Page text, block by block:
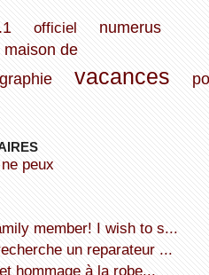
officiel
numerus
maison de
vacances
member! I wish to s...
un reparateur ...
hommage à la robe...